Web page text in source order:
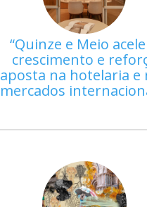
Quinze e Meio
crescimento e
aposta na hotelaria e
mercados